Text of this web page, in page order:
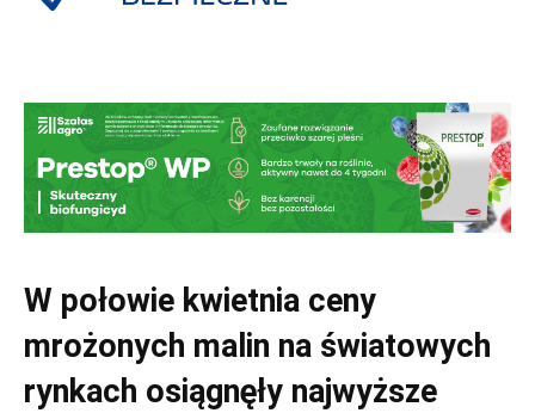
W połowie kwietnia ceny
mrożonych malin na światowych
rynkach osiągnęły najwyższe